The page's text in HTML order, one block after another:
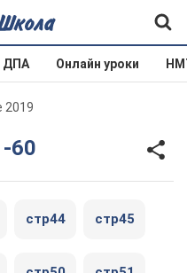
ДПА Онлайн уроки
2019
60
стр44 стр45